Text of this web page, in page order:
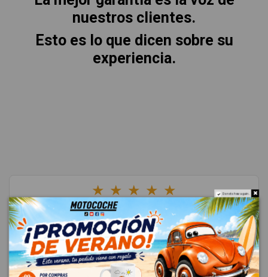
nuestros clientes.
Esto es lo que dicen sobre su
experiencia.
★ ★ ★ ★ ★
Excelente
(4685 reseñas)
Do not show again.